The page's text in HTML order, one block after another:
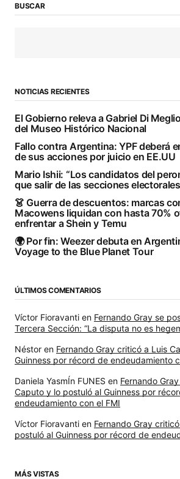
BUSCAR
NOTICIAS RECIENTES
El Gobierno releva a Gabriel Di
del Museo Histórico Nacional
Fallo contra Argentina: YPF deberá
de sus acciones por juicio en EE.UU
Mario Ishii: “Los candidatos del
que salir de las secciones
👗 Guerra de descuentos: marcas
Macowens liquidan con hasta 70%
enfrentar a Shein y Temu
🌍 Por fin: Weezer debuta en
Voyage to the Blue Planet Tour
ÚLTIMOS COMENTARIOS
Víctor Fioravanti en Fernando Gray se
Tercera Sección: “La disputa no es
Néstor en Fernando Gray criticó a Luis
Guinness por récord de endeudamiento
Daniela YasmÍn FUNES en Fernando
Caputo y lo postuló al Guinness por
endeudamiento con el FMI
Víctor Fioravanti en Fernando Gray
postuló al Guinness por récord de
MÁS VISTAS